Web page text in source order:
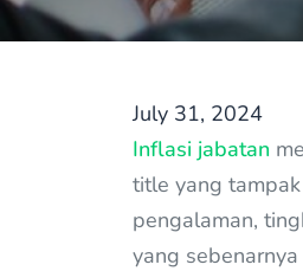
July 31, 2024
Inflasi jabatan
title yang
pengalaman,
yang